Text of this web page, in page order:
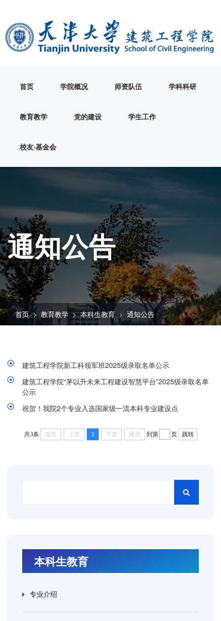
首页 学院概况 师资队伍 学科科研
教育教学 党的建设 学生工作
校友·基金会
通知公告
首页 教育教学 本科生教育 通知公告
本科生教育
专业介绍
建筑工程学院新工科领军班2025级录取名单公示
建筑工程学院“茅以升未来工程建设智慧平台”2025级录取名单
公示
祝贺！我院2个专业入选国家级一流本科专业建设点
共3条 首页 上页 1 下页 尾页 到第 页 跳转